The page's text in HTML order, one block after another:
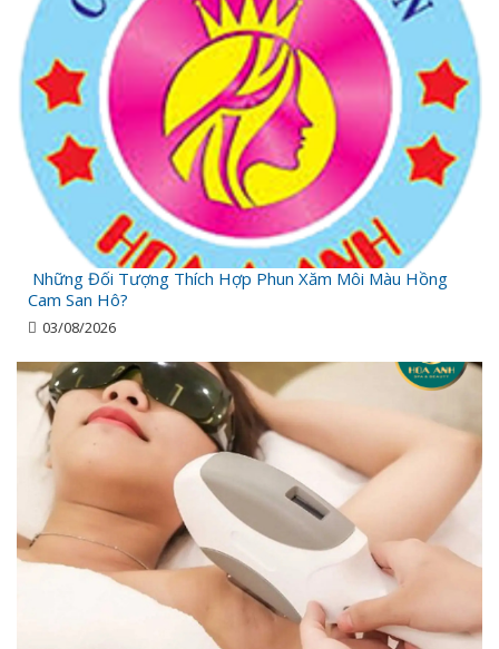
Những Đối Tượng Thích Hợp Phun Xăm Môi Màu Hồng
Cam San Hô?
03/08/2026